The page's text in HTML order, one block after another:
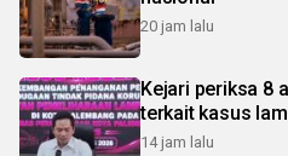
20 jam lalu
Kejari periksa 8
terkait kasus
14 jam lalu